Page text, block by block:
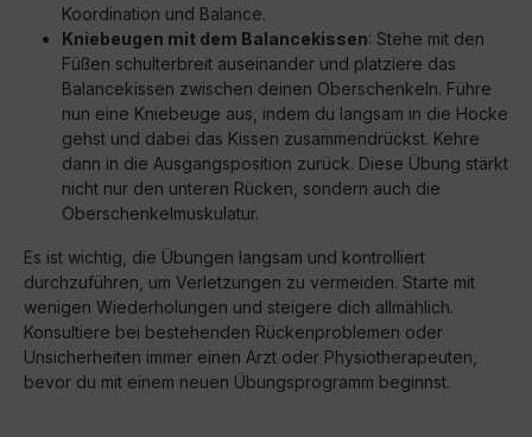
Koordination und Balance.
Kniebeugen mit dem Balancekissen: Stehe mit den
Füßen schulterbreit auseinander und platziere das
Balancekissen zwischen deinen Oberschenkeln. Führe
nun eine Kniebeuge aus, indem du langsam in die Hocke
gehst und dabei das Kissen zusammendrückst. Kehre
dann in die Ausgangsposition zurück. Diese Übung stärkt
nicht nur den unteren Rücken, sondern auch die
Oberschenkelmuskulatur.
Es ist wichtig, die Übungen langsam und kontrolliert
durchzuführen, um Verletzungen zu vermeiden. Starte mit
wenigen Wiederholungen und steigere dich allmählich.
Konsultiere bei bestehenden Rückenproblemen oder
Unsicherheiten immer einen Arzt oder Physiotherapeuten,
bevor du mit einem neuen Übungsprogramm beginnst.